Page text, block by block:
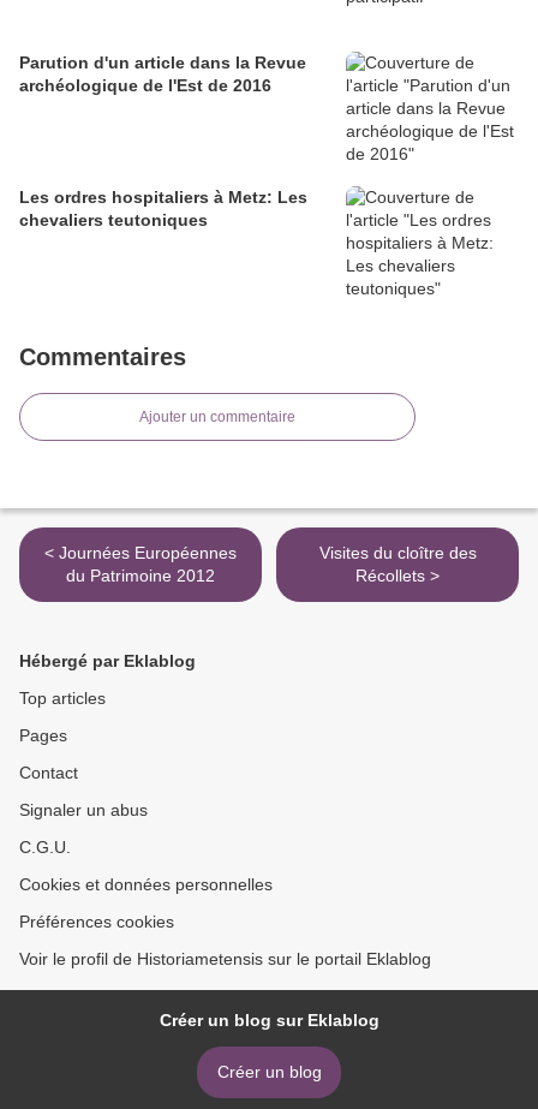
Parution d'un article dans la Revue
archéologique de l'Est de 2016
Les ordres hospitaliers à Metz: Les
chevaliers teutoniques
Commentaires
Ajouter un commentaire
< Journées Européennes
du Patrimoine 2012
Visites du cloître des
Récollets >
Hébergé par Eklablog
Top articles
Pages
Contact
Signaler un abus
C.G.U.
Cookies et données personnelles
Préférences cookies
Voir le profil de Historiametensis sur le portail Eklablog
Créer un blog sur Eklablog
Créer un blog